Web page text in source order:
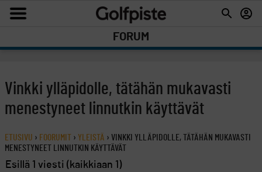
FORUM
Vinkki ylläpidolle, tätähän mukavasti
menestyneet linnutkin käyttävät
ETUSIVU › FOORUMIT › YLEISTÄ › VINKKI YLLÄPIDOLLE, TÄTÄHÄN MUKAVASTI
MENESTYNEET LINNUTKIN KÄYTTÄVÄT
Esillä 1 viesti (kaikkiaan 1)